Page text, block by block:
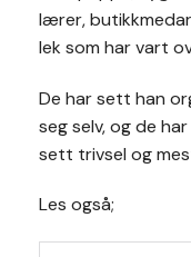
lærer,
lek som har vart
De har sett han
seg selv, og de
sett trivsel og
Les også;